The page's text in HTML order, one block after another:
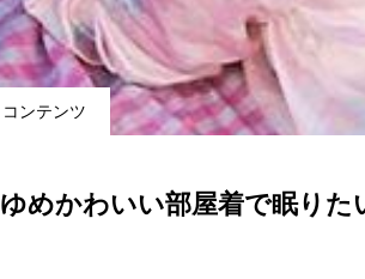
コンテンツ
ゆめかわいい部屋着で眠り